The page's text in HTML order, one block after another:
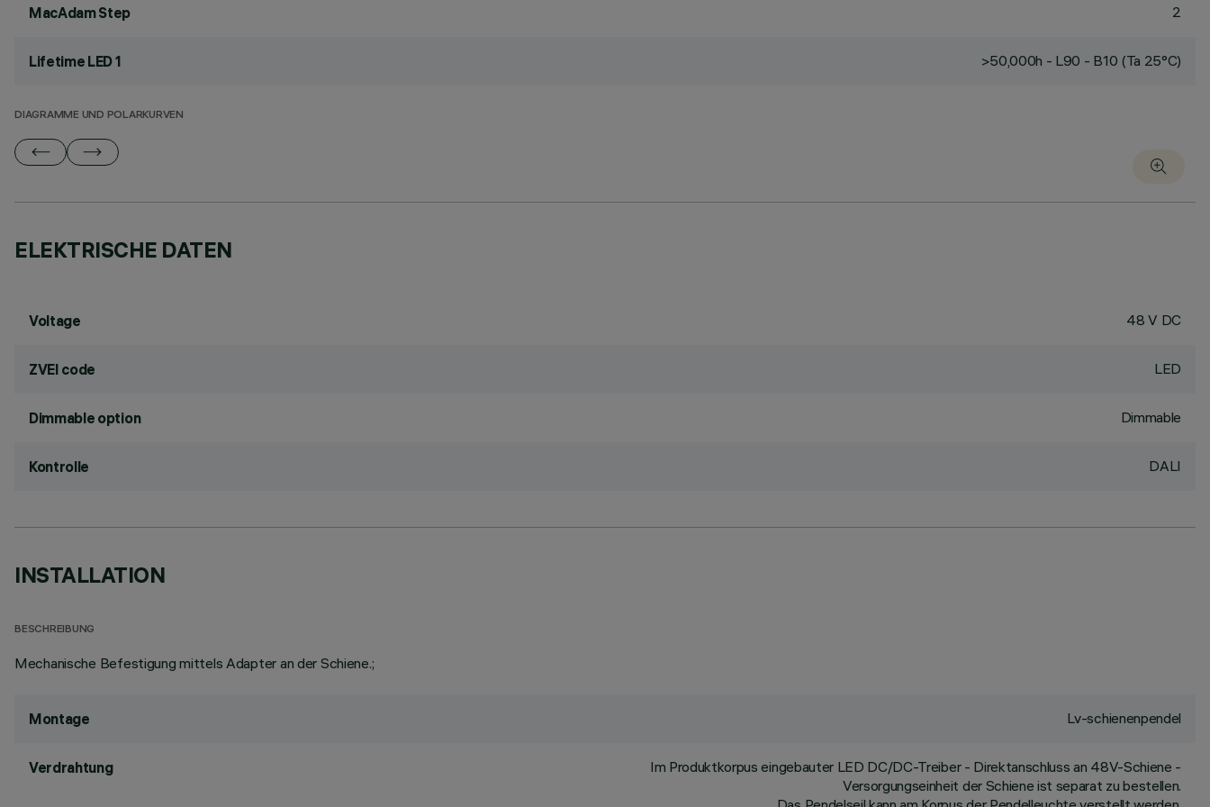
MacAdam Step 2
Lifetime LED 1 >50,000h - L90 - B10 (Ta 25°C)
DIAGRAMME UND POLARKURVEN
ELEKTRISCHE DATEN
Voltage 48 V DC
ZVEI code LED
Dimmable option Dimmable
Kontrolle DALI
INSTALLATION
BESCHREIBUNG
Mechanische Befestigung mittels Adapter an der Schiene.;
Montage Lv-schienenpendel
Verdrahtung
Im Produktkorpus eingebauter LED DC/DC-Treiber - Direktanschluss an 48V-Schiene -
Versorgungseinheit der Schiene ist separat zu bestellen.